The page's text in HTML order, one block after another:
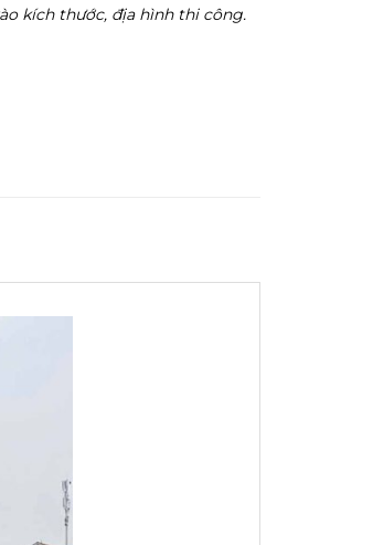
kích thước, địa hình thi công.